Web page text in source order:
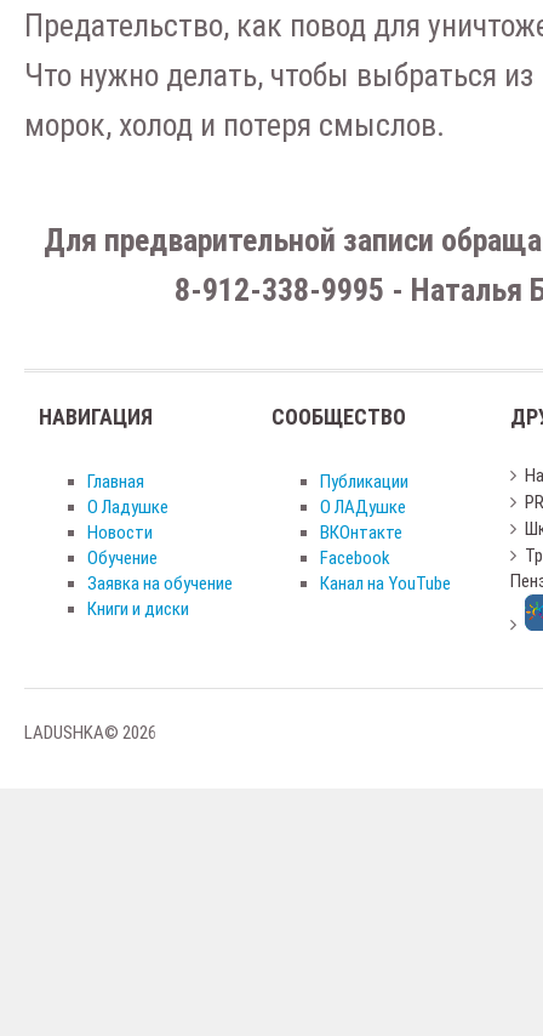
Предательство, как повод для
Что нужно делать, чтобы выбраться
морок, холод и потеря смыслов.
Для предварительной записи
8-912-338-9995 - Наталья
НАВИГАЦИЯ
Главная
О Ладушке
Новости
Обучение
Заявка на обучение
Книги и диски
СООБЩЕСТВО
Публикации
О ЛАДушке
ВКОнтакте
Facebook
Канал на YouTube
LADUSHKA© 2026